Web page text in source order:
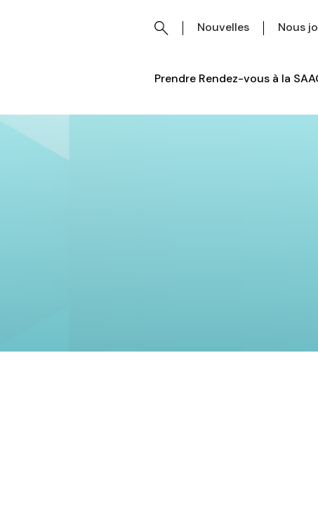
Nouvelles Nous
Prendre Rendez-vous à la